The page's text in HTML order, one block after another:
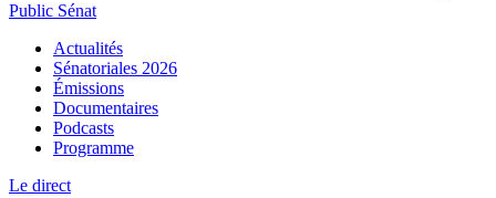
Public Sénat
Actualités
Sénatoriales 2026
Émissions
Documentaires
Podcasts
Programme
Le direct